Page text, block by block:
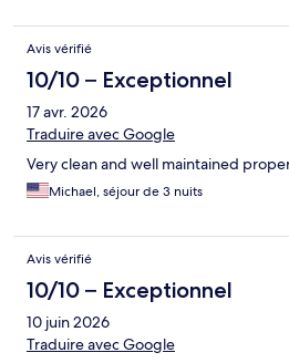
Avis vérifié
10/10 – Exceptionnel
17 avr. 2026
Traduire avec Google
Very clean and well maintained
Michael, séjour de 3 nuits
Avis vérifié
10/10 – Exceptionnel
10 juin 2026
Traduire avec Google